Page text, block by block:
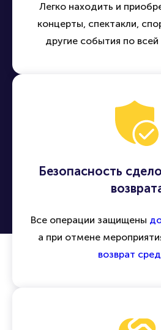
Легко находить и
концерты, спектакли,
другие события по
Безопасность
Все операции защищены
а при отмене
возврат